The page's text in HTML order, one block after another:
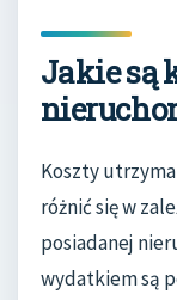
Jakie są
Koszty
różnić się w
posiadanej
wydatkiem są